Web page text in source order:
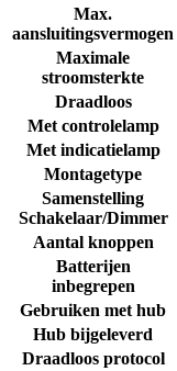
Max.
aansluitingsvermogen
Maximale
stroomsterkte
Draadloos
Met controlelamp
Met indicatielamp
Montagetype
Samenstelling
Schakelaar/Dimmer
Aantal knoppen
Batterijen
inbegrepen
Gebruiken met hub
Hub bijgeleverd
Draadloos protocol